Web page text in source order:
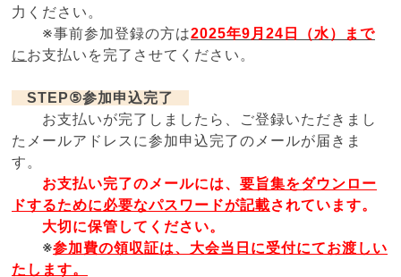
力ください。
※事前参加登録の方は2025年9月24日（水）まで
に お支払いを完了させてください。
STEP⑤参加申込完了
お支払いが完了しましたら、ご登録いただきまし
たメールアドレスに参加申込完了のメールが届きま
す。
お支払い完了のメールには、 要旨集をダウンロー
ドするために必要なパスワードが記載されています。
大切に保管してください。
※参加費の領収証は、大会当日に受付にてお渡しい
たします。